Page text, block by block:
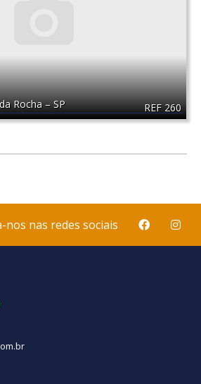
REF 260
Rocha–SP
nos nas redes sociais